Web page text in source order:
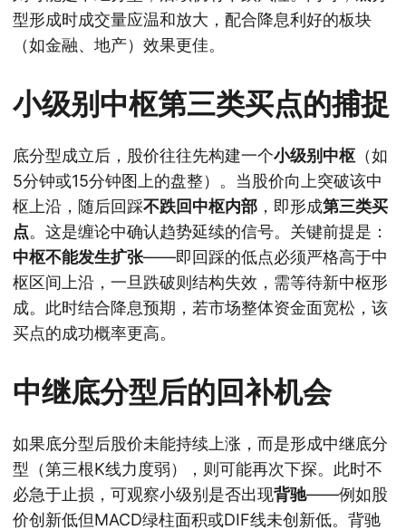
型形成时成交量应温和放大，配合降息利好的板块
（如金融、地产）效果更佳。
小级别中枢第三类买点的捕捉
底分型成立后，股价往往先构建一个小级别中枢 （如
5分钟或15分钟图上的盘整）。当股价向上突破该中
枢上沿，随后回踩不跌回中枢内部 ，即形成第三类买
点。这是缠论中确认趋势延续的信号。关键前提是：
中枢不能发生扩张——即回踩的低点必须严格高于中
枢区间上沿，一旦跌破则结构失效，需等待新中枢形
成。此时结合降息预期，若市场整体资金面宽松，该
买点的成功概率更高。
中继底分型后的回补机会
如果底分型后股价未能持续上涨，而是形成中继底分
型（第三根K线力度弱），则可能再次下探。此时不
必急于止损，可观察小级别是否出现背驰——例如股
价创新低但MACD绿柱面积或DIF线未创新低。背驰